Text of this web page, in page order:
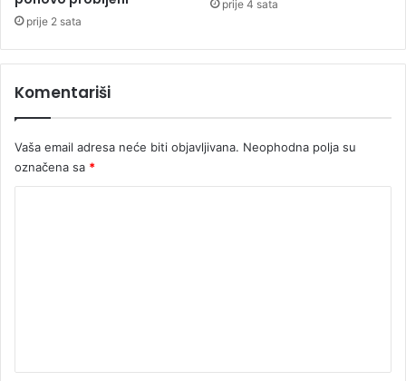
prije 2 sata
prije 4 sata
Komentariši
Vaša email adresa neće biti objavljivana. Neophodna polja su
označena sa *